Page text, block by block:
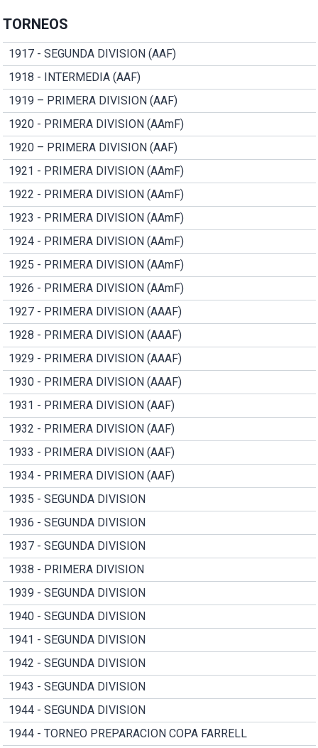
TORNEOS
1917 - SEGUNDA DIVISION (AAF)
1918 - INTERMEDIA (AAF)
1919 – PRIMERA DIVISION (AAF)
1920 - PRIMERA DIVISION (AAmF)
1920 – PRIMERA DIVISION (AAF)
1921 - PRIMERA DIVISION (AAmF)
1922 - PRIMERA DIVISION (AAmF)
1923 - PRIMERA DIVISION (AAmF)
1924 - PRIMERA DIVISION (AAmF)
1925 - PRIMERA DIVISION (AAmF)
1926 - PRIMERA DIVISION (AAmF)
1927 - PRIMERA DIVISION (AAAF)
1928 - PRIMERA DIVISION (AAAF)
1929 - PRIMERA DIVISION (AAAF)
1930 - PRIMERA DIVISION (AAAF)
1931 - PRIMERA DIVISION (AAF)
1932 - PRIMERA DIVISION (AAF)
1933 - PRIMERA DIVISION (AAF)
1934 - PRIMERA DIVISION (AAF)
1935 - SEGUNDA DIVISION
1936 - SEGUNDA DIVISION
1937 - SEGUNDA DIVISION
1938 - PRIMERA DIVISION
1939 - SEGUNDA DIVISION
1940 - SEGUNDA DIVISION
1941 - SEGUNDA DIVISION
1942 - SEGUNDA DIVISION
1943 - SEGUNDA DIVISION
1944 - SEGUNDA DIVISION
1944 - TORNEO PREPARACION COPA FARRELL